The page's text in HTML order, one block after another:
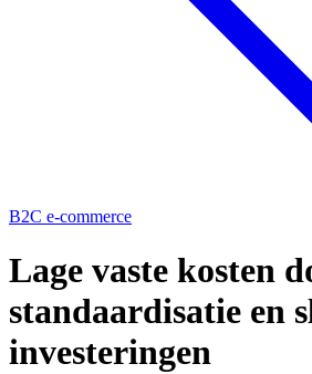
B2C e-commerce
Lage vaste kosten
Lage vaste kosten
standaardisatie en
investeringen